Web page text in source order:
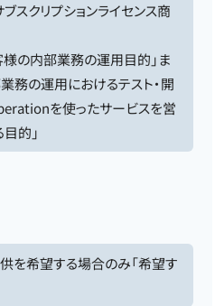
ブスクリプションライセンス商
様の内部業務の運用目的」ま
務の運用におけるテスト・開
を使ったサービスを営
的」
を希望する場合のみ「希望す